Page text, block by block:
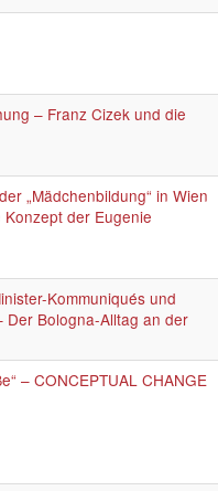
– Franz Cizek und die
„Mädchenbildung“ in Wien
der Eugenie
Kommuniqués und
Der Bologna-Alltag an der
– CONCEPTUAL CHANGE